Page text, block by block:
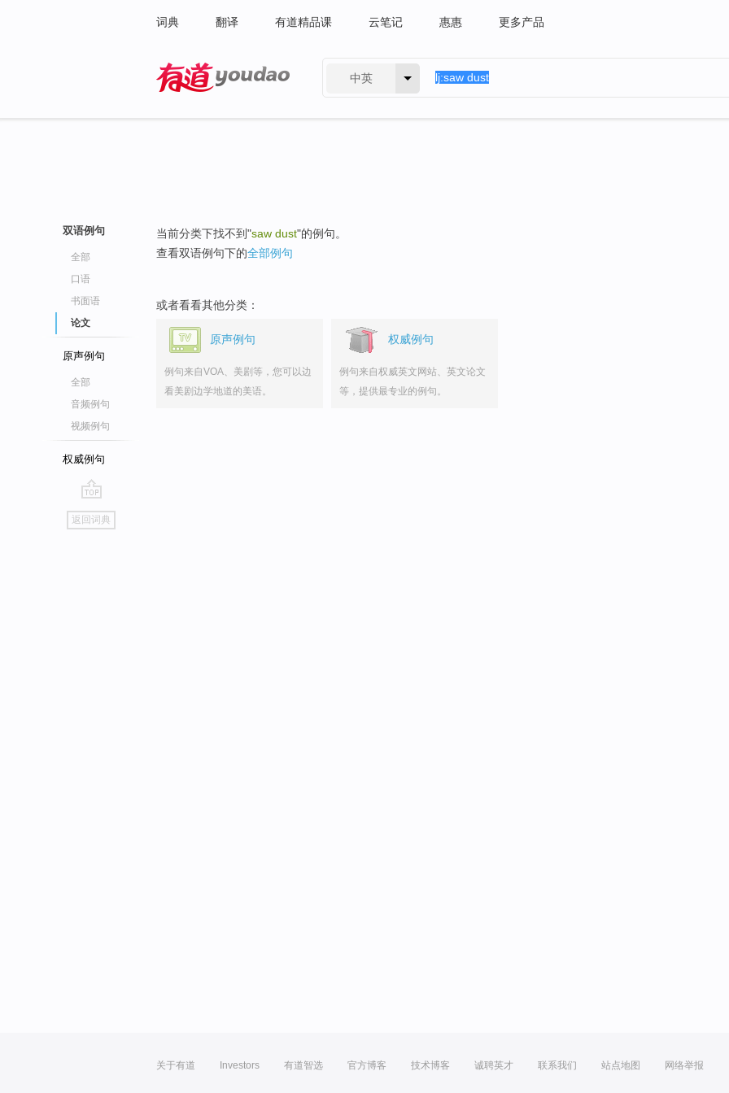
词典 翻译 有道精品课 云笔记 惠惠 更多产品
中英
双语例句
全部
口语
书面语
论文
原声例句
全部
音频例句
视频例句
权威例句
go
top
返回词典
当前分类下找不到"saw dust"的例句。
查看双语例句下的全部例句
或者看看其他分类：
原声例句
例句来自VOA、美剧等，您可以边
看美剧边学地道的美语。
权威例句
例句来自权威英文网站、英文论文
等，提供最专业的例句。
关于有道 Investors 有道智选 官方博客 技术博客 诚聘英才 联系我们 站点地图 网络举报